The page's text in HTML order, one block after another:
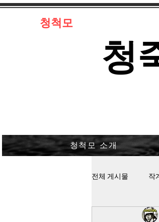
​청척모
청
청척모 소개
전체 게시물 작
김대중 북한